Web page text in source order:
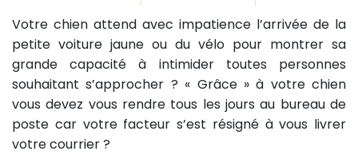
Votre chien attend avec impatience l’arrivée de la
petite voiture jaune ou du vélo pour montrer sa
grande capacité à intimider toutes personnes
souhaitant s’approcher ? « Grâce » à votre chien
vous devez vous rendre tous les jours au bureau de
poste car votre facteur s’est résigné à vous livrer
votre courrier ?